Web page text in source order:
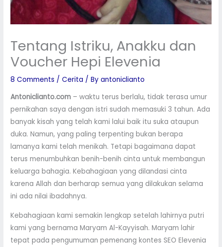
Tentang Istriku, Anakku dan
Voucher Hepi Elevenia
8 Comments /Cerita / Byantoniclianto
Antoniclianto.com – waktu terus berlalu, tidak terasa umur
pernikahan saya dengan istri sudah memasuki 3 tahun. Ada
banyak kisah yang telah kami lalui baik itu suka ataupun
duka. Namun, yang paling terpenting bukan berapa
lamanya kami telah menikah. Tetapi bagaimana dapat
terus menumbuhkan benih-benih cinta untuk membangun
keluarga bahagia. Kebahagiaan yang dilandasi cinta
karena Allah dan berharap semua yang dilakukan selama
ini ada nilai ibadahnya.
Kebahagiaan kami semakin lengkap setelah lahirnya putri
kami yang bernama Maryam Al-Kayyisah. Maryam lahir
tepat pada pengumuman pemenang kontes SEO Elevenia